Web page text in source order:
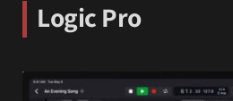
Logic Pro